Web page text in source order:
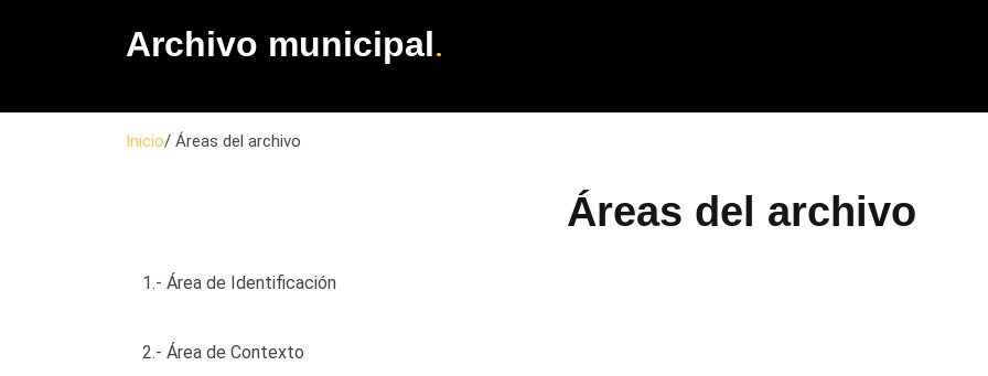
Archivo municipal.
Inicio/ Áreas del archivo
Áreas del archivo
1.- Área de Identificación
2.- Área de Contexto